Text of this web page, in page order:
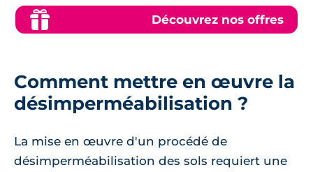
Découvrez nos offres
Comment mettre en œuvre la
désimperméabilisation ?
La mise en œuvre d'un procédé de
désimperméabilisation des sols requiert une